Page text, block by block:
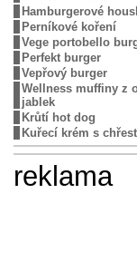
Hamburgerové
Perníkové koření
Vege portobello
Perfekt burger
Vepřový burger
Wellness muffiny z
jablek
Krůtí hot dog
Kuřecí krém s
reklama